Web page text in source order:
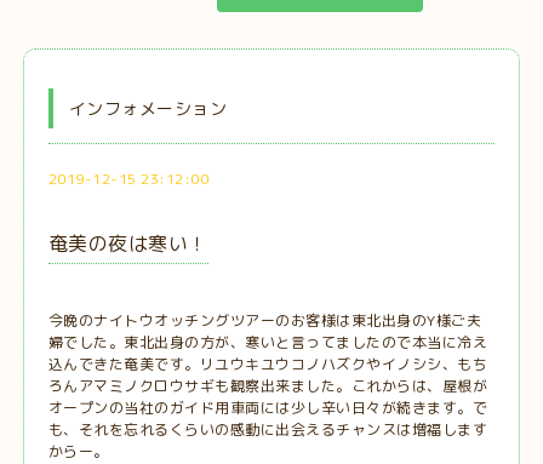
インフォメーション
2019-12-15 23:12:00
奄美の夜は寒い！
今晩のナイトウオッチングツアーのお客様は東北出身のY様ご夫
婦でした。東北出身の方が、寒いと言ってましたので本当に冷え
込んできた奄美です。リユウキユウコノハズクやイノシシ、もち
ろんアマミノクロウサギも観察出来ました。これからは、屋根が
オープンの当社のガイド用車両には少し辛い日々が続きます。で
も、それを忘れるくらいの感動に出会えるチャンスは増福します
からー。